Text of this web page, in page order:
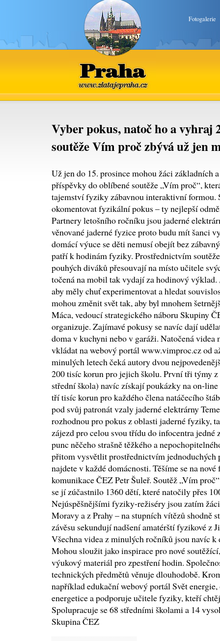
Fotogalerie
Praha
www.zlatajepraha.cz
Vyber pokus, natoč ho a vyhraj
soutěže Vím proč zbývá už jen
Už jen do 15. prosince mohou žáci základních
příspěvky do oblíbené soutěže „Vím proč“,
tajemství fyziky zábavnou interaktivní formou.
okomentovat fyzikální pokus – ty nejlepší
Partnery letošního ročníku jsou jaderné
věnované jaderné fyzice proto budu mít šanci
domácí výuce se děti nemusí obejít bez
patří k hodinám fyziky. Prostřednictvím
pouhých diváků přesouvají na místo učitele
točená na mobil tak vydají za hodinový
aby měly chuť experimentovat a hledat
mohou změnit svět tak, aby byl mnohem
Máca, vedoucí strategického náboru Skupiny
organizuje. Zajímavé pokusy se navíc dají
doma v kuchyni nebo v garáži. Natočená
vkládat na webový portál www.vimproc.cz od
minulých letech čeká autory dvou
200 tisíc korun pro jejich školu. První tři týmy
střední škola) navíc získají poukázky na on-
tří tisíc korun pro každého člena natáčecího
pod svůj patronát vzaly jaderné elektrárny
rozhodnou pro pokus z oblasti jaderné fyziky,
zájezd pro celou svou třídu do infocentra jedné
punc něčeho strašně těžkého a
přitom vysvětlit prostřednictvím jednoduchých
najdete v každé domácnosti. Těšíme se na
komunikace ČEZ Petr Šuleř. Soutěž „Vím
se jí zúčastnilo 1360 dětí, které natočily přes
Nejúspěšnějšími fyziky-režiséry jsou zatím
Moravy a z Prahy – na stupních vítězů shodně
závěsu sekundují nadšení amatérští fyzikové z
Všechna videa z minulých ročníků jsou navíc k
Mohou sloužit jako inspirace pro nové
výukový materiál pro zpestření hodin.
technických předmětů věnuje dlouhodobě.
například edukační webový portál Svět
energetice a podporuje učitele fyziky, kteří
Spolupracuje se 68 středními školami a 14
Skupina ČEZ